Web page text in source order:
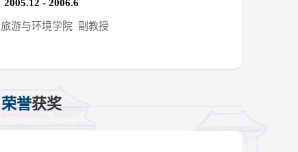
2005.12 - 2006.6
旅游与环境学院 副教授
荣誉获奖